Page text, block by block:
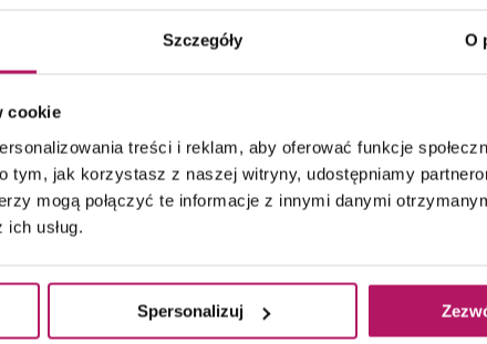
Szczegóły O
cookie
treści i reklam, aby oferować funkcje
tym, jak korzystasz z naszej witryny, udostępniamy
mogą połączyć te informacje z innymi danymi
usług.
Spersonalizuj
Szerokość: 1400 mm
Wariant: Uniwersalny
Grubość szkła: 8 mm